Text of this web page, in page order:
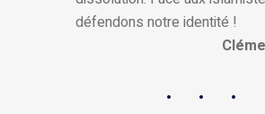
défendons notre identité !